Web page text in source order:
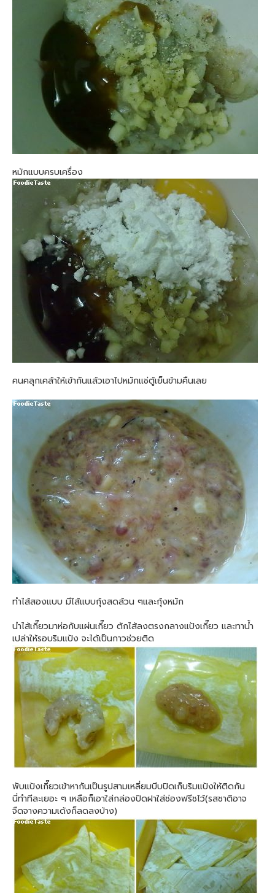
หมักแบบครบเครื่อง
คนคลุกเคล้าให้เข้ากันแล้วเอาไปหมักแช่ตู้เย็นข้ามคืนเลย
ทำไส้สองแบบ มีไส้แบบกุ้งสดล้วน ๆและกุ้งหมัก
นำไส้เกี๊ยวมาห่อกับแผ่นเกี๊ยว ตักไส้ลงตรงกลางแป้งเกี๊ยว และทาน้ำ
เปล่าให้รอบริมแป้ง จะได้เป็นกาวช่วยติด
พับแป้งเกี๊ยวเข้าหากันเป็นรูปสามเหลี่ยมบีบปิดเก็บริมแป้งให้ติดกัน
นี่ทำทีละเยอะ ๆ เหลือก็เอาใส่กล่องปิดฝาใส่ช่องฟรีชไว้(รสชาติอาจ
จืดจางความเด้งก็ลดลงบ้าง)